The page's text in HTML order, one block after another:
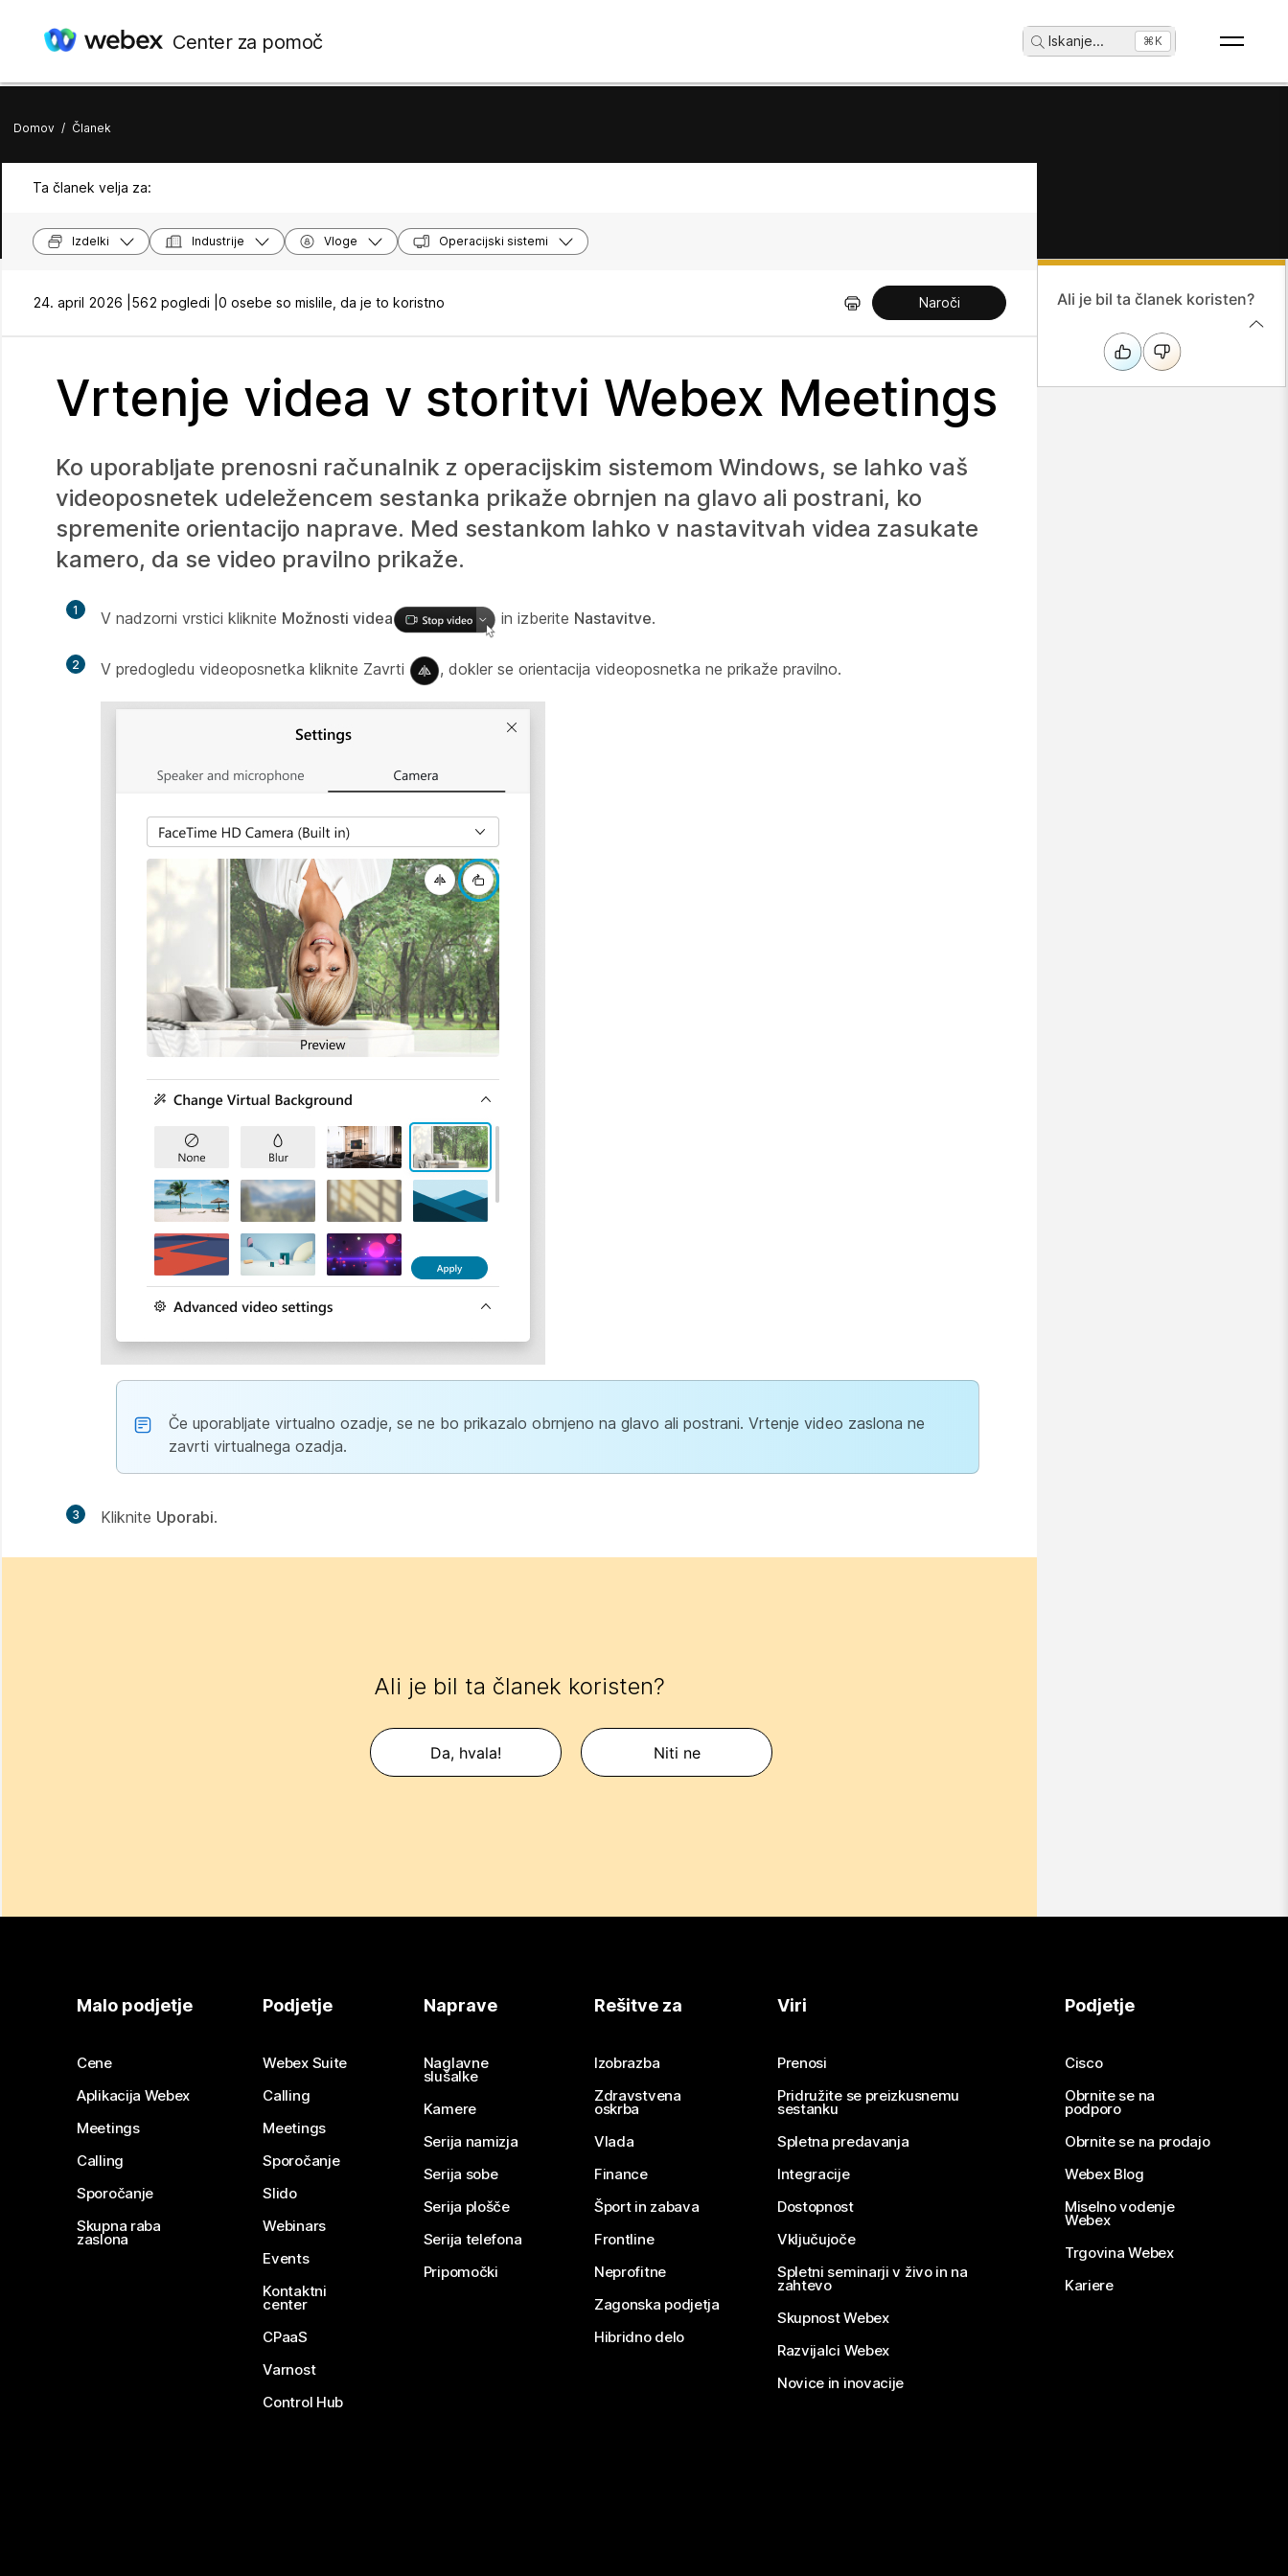
Center za pomoč Iskanje... ⌘K
Domov / Članek
Ta članek velja za:
Izdelki Industrije Vloge Operacijski sistemi
24. april 2026 | 562 pogledi | 0 osebe so mislile, da je to koristno Naroči
Vrtenje videa v storitvi Webex Meetings
Ko uporabljate prenosni računalnik z operacijskim sistemom Windows, se lahko vaš
videoposnetek udeležencem sestanka prikaže obrnjen na glavo ali postrani, ko
spremenite orientacijo naprave. Med sestankom lahko v nastavitvah videa zasukate
kamero, da se video pravilno prikaže.
1 V nadzorni vrstici kliknite Možnosti videa in izberite Nastavitve.
2 V predogledu videoposnetka kliknite Zavrti , dokler se orientacija videoposnetka ne prikaže pravilno.
Če uporabljate virtualno ozadje, se ne bo prikazalo obrnjeno na glavo ali postrani. Vrtenje video zaslona ne
zavrti virtualnega ozadja.
3 Kliknite Uporabi.
Ali je bil ta članek koristen?
Da, hvala! Niti ne
Ali je bil ta članek koristen?
Malo podjetje
Cene
Aplikacija Webex
Meetings
Calling
Sporočanje
Skupna raba
zaslona
Podjetje
Webex Suite
Calling
Meetings
Sporočanje
Slido
Webinars
Events
Kontaktni
center
CPaaS
Varnost
Control Hub
Naprave
Naglavne
slušalke
Kamere
Serija namizja
Serija sobe
Serija plošče
Serija telefona
Pripomočki
Rešitve za
Izobrazba
Zdravstvena
oskrba
Vlada
Finance
Šport in zabava
Frontline
Neprofitne
Zagonska podjetja
Hibridno delo
Viri
Prenosi
Pridružite se preizkusnemu
sestanku
Spletna predavanja
Integracije
Dostopnost
Vključujoče
Spletni seminarji v živo in na
zahtevo
Skupnost Webex
Razvijalci Webex
Novice in inovacije
Podjetje
Cisco
Obrnite se na
podporo
Obrnite se na prodajo
Webex Blog
Miselno vodenje
Webex
Trgovina Webex
Kariere